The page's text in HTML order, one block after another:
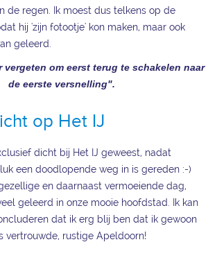
de regen. Ik moest dus telkens op de
hij 'zijn fotootje' kon maken, maar ook
geleerd.
vergeten om eerst terug te schakelen naar
de eerste versnelling".
op Het IJ
dicht bij Het IJ geweest, nadat
een doodlopende weg in is gereden :-)
en daarnaast vermoeiende dag,
geleerd in onze mooie hoofdstad. Ik kan
dat ik erg blij ben dat ik gewoon
vertrouwde, rustige Apeldoorn!